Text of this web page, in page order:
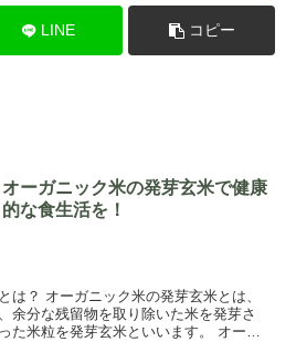
LINE コピー
オーガニック米の発芽玄米で健康
的な食生活を！
は？ オーガニック米の発芽玄米とは、
余分な残留物を取り除いた米を発芽さ
た米粒を発芽玄米といいます。 オーガ